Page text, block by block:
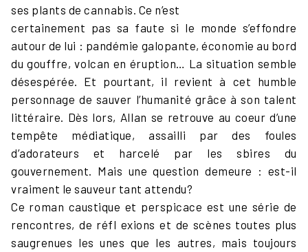
ses plants de cannabis. Ce n’est
certainement pas sa faute si le monde s’effondre
autour de lui : pandémie galopante, économie au bord
du gouffre, volcan en éruption… La situation semble
désespérée. Et pourtant, il revient à cet humble
personnage de sauver l’humanité grâce à son talent
littéraire. Dès lors, Allan se retrouve au coeur d’une
tempête médiatique, assailli par des foules
d’adorateurs et harcelé par les sbires du
gouvernement. Mais une question demeure : est-il
vraiment le sauveur tant attendu?
Ce roman caustique et perspicace est une série de
rencontres, de réfl exions et de scènes toutes plus
saugrenues les unes que les autres, mais toujours